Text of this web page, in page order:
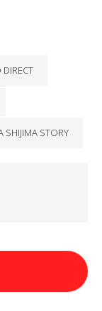
SHIJIMA STORY